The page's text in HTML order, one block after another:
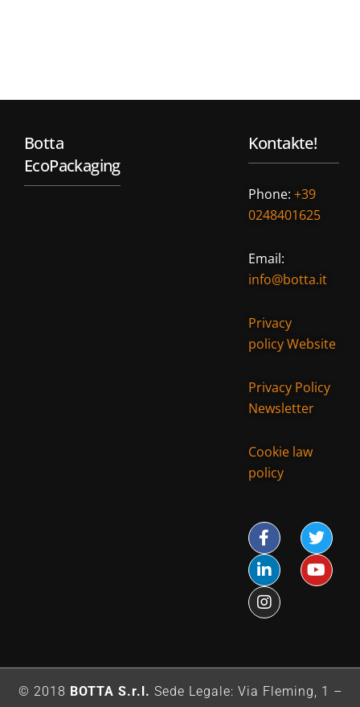
Botta
EcoPackaging
Kontakte!
Phone: +39
0248401625
Email:
info@botta.it
Privacy
policy Website
Privacy Policy
Newsletter
Cookie law
policy
© 2018 BOTTA S.r.l. Sede Legale: Via Fleming, 1 –